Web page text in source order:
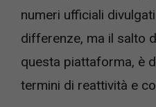
numeri ufficiali
differenze, ma il salto
questa piattaforma, è
termini di reattività e